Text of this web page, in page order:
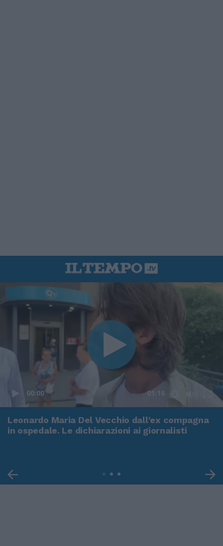
00:00 01:16
Leonardo Maria Del Vecchio dall'ex compagna
in ospedale. Le dichiarazioni ai giornalisti